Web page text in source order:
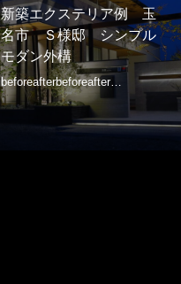
新築エクステリア例 玉
名市 Ｓ様邸 シンプル
モダン外構